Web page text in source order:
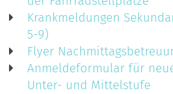
Krankmeldungen
5-9)
Flyer
Anmeldeformular für
Unter- und Mittelstufe